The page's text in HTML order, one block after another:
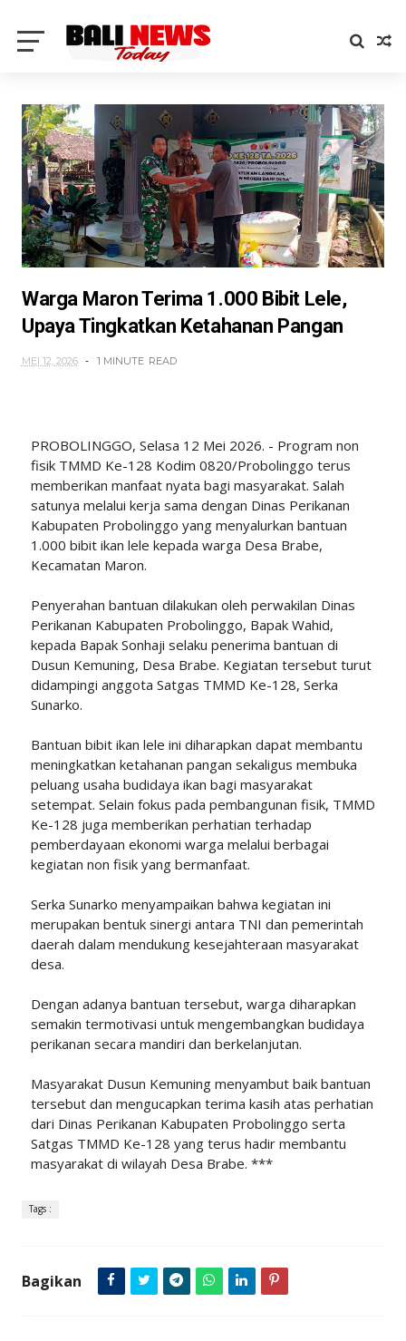
Warga Maron Terima 1.000 Bibit Lele,
Upaya Tingkatkan Ketahanan Pangan
MEI 12, 2026 1 MINUTE READ
PROBOLINGGO, Selasa 12 Mei 2026. - Program non
fisik TMMD Ke-128 Kodim 0820/Probolinggo terus
memberikan manfaat nyata bagi masyarakat. Salah
satunya melalui kerja sama dengan Dinas Perikanan
Kabupaten Probolinggo yang menyalurkan bantuan
1.000 bibit ikan lele kepada warga Desa Brabe,
Kecamatan Maron.
Penyerahan bantuan dilakukan oleh perwakilan Dinas
Perikanan Kabupaten Probolinggo, Bapak Wahid,
kepada Bapak Sonhaji selaku penerima bantuan di
Dusun Kemuning, Desa Brabe. Kegiatan tersebut turut
didampingi anggota Satgas TMMD Ke-128, Serka
Sunarko.
Bantuan bibit ikan lele ini diharapkan dapat membantu
meningkatkan ketahanan pangan sekaligus membuka
peluang usaha budidaya ikan bagi masyarakat
setempat. Selain fokus pada pembangunan fisik, TMMD
Ke-128 juga memberikan perhatian terhadap
pemberdayaan ekonomi warga melalui berbagai
kegiatan non fisik yang bermanfaat.
Serka Sunarko menyampaikan bahwa kegiatan ini
merupakan bentuk sinergi antara TNI dan pemerintah
daerah dalam mendukung kesejahteraan masyarakat
desa.
Dengan adanya bantuan tersebut, warga diharapkan
semakin termotivasi untuk mengembangkan budidaya
perikanan secara mandiri dan berkelanjutan.
Masyarakat Dusun Kemuning menyambut baik bantuan
tersebut dan mengucapkan terima kasih atas perhatian
dari Dinas Perikanan Kabupaten Probolinggo serta
Satgas TMMD Ke-128 yang terus hadir membantu
masyarakat di wilayah Desa Brabe. ***
Tags :
Bagikan